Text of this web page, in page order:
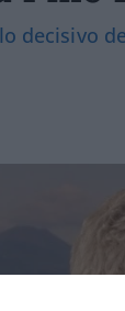
decisivo